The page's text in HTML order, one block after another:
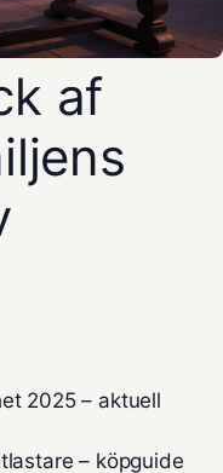
af
2025 – aktuell
– köpguide